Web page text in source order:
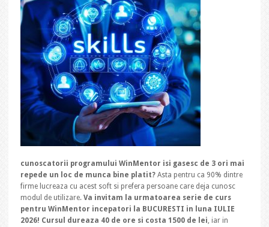
cunoscatorii programului WinMentor isi gasesc de 3 ori mai
repede un loc de munca bine platit? Asta pentru ca 90% dintre
firme lucreaza cu acest soft si prefera persoane care deja cunosc
modul de utilizare. Va invitam la urmatoarea serie de curs
pentru WinMentor incepatori la BUCURESTI in luna IULIE
2026! Cursul dureaza 40 de ore si costa 1500 de lei, iar in